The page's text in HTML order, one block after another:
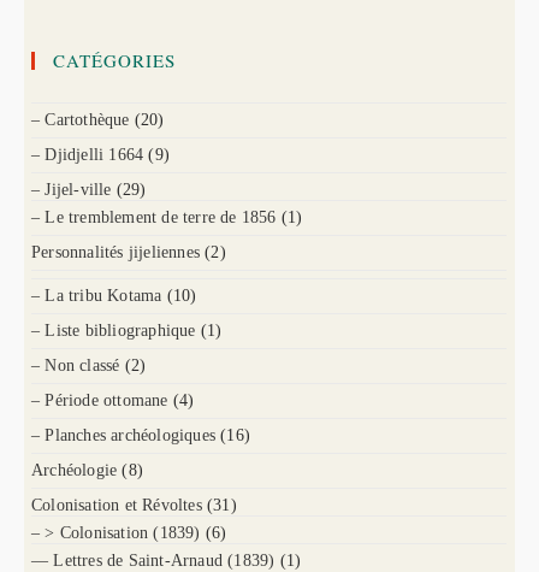
CATÉGORIES
– Cartothèque (20)
– Djidjelli 1664 (9)
– Jijel-ville (29)
– Le tremblement de terre de 1856 (1)
Personnalités jijeliennes (2)
– La tribu Kotama (10)
– Liste bibliographique (1)
– Non classé (2)
– Période ottomane (4)
– Planches archéologiques (16)
Archéologie (8)
Colonisation et Révoltes (31)
– > Colonisation (1839) (6)
— Lettres de Saint-Arnaud (1839) (1)